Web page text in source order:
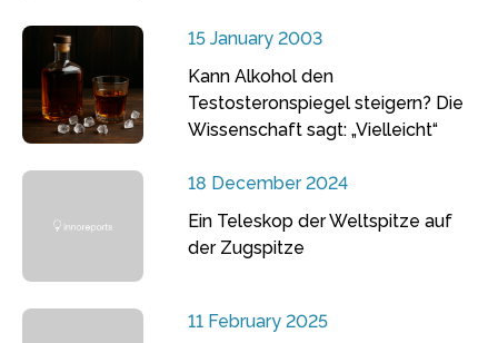
15 January 2003
Kann Alkohol den
Testosteronspiegel steigern? Die
Wissenschaft sagt: „Vielleicht“
18 December 2024
Ein Teleskop der Weltspitze auf
der Zugspitze
11 February 2025